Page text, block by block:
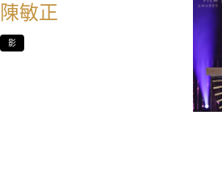
陳敏正
影